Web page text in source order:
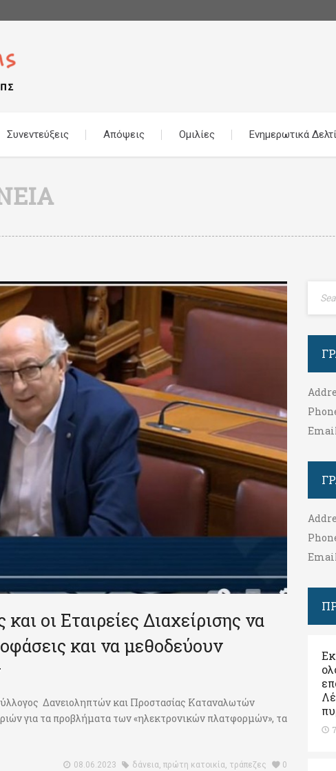
Συνεντεύξεις Απόψεις Ομιλίες Ενημερωτικά
οι Εταιρείες Διαχείρισης να
και να μεθοδεύουν
Δανειοληπτών και Προστασίας Καταναλωτών
για τα προβλήματα των «ηλεκτρονικών πλατφορμών», τα
08.06.2023 δάνεια, πρώτη κατοικία, τράπεζες 0